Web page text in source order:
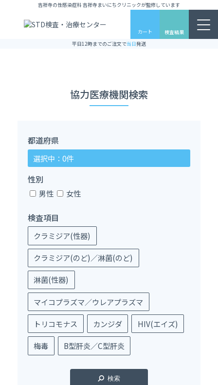
吉祥寺の性感染症科 吉祥寺まいにちクリニックが監修しています
カート
検査結果
平日12時までのご注文で当日発送
協力医療機関検索
都道府県
選択中：0件
性別
男性 女性
検査項目
クラミジア(性器)
クラミジア(のど)／淋菌(のど)
淋菌(性器)
マイコプラズマ／ウレアプラズマ
トリコモナス カンジダ HIV(エイズ)
梅毒 B型肝炎／C型肝炎
検索